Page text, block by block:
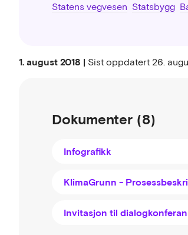
Statens vegvesen Statsbygg
1. august 2018 | Sist oppdatert 26.
Dokumenter (8)
Infografikk
KlimaGrunn -
Invitasjon til